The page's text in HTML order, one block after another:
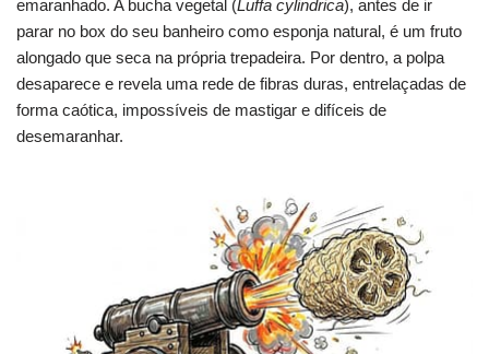
emaranhado. A bucha vegetal (Luffa cylindrica), antes de ir
parar no box do seu banheiro como esponja natural, é um fruto
alongado que seca na própria trepadeira. Por dentro, a polpa
desaparece e revela uma rede de fibras duras, entrelaçadas de
forma caótica, impossíveis de mastigar e difíceis de
desemaranhar.